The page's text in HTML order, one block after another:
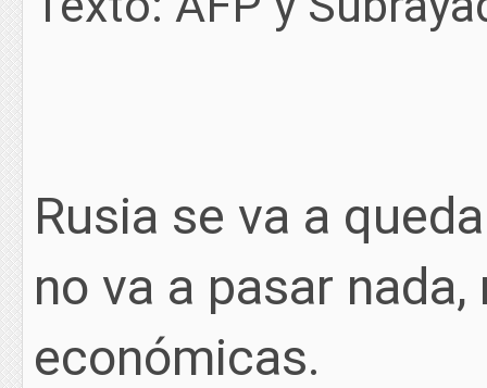
Rusia se va a
no va a pasar
económicas.